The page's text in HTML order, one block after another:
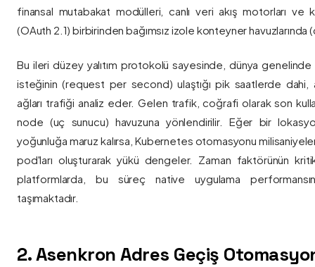
finansal mutabakat modülleri, canlı veri akış motorları ve
(OAuth 2.1) birbirinden bağımsız izole konteyner havuzlarında
Bu ileri düzey yalıtım protokolü sayesinde, dünya genelinde
isteğinin (request per second) ulaştığı pik saatlerde dahi,
ağları trafiği analiz eder. Gelen trafik, coğrafi olarak son
node (uç sunucu) havuzuna yönlendirilir. Eğer bir
yoğunluğa maruz kalırsa, Kubernetes otomasyonu
pod'ları oluşturarak yükü dengeler. Zaman faktörünün
platformlarda, bu süreç native uygulama
taşımaktadır.
2. Asenkron Adres Geçiş